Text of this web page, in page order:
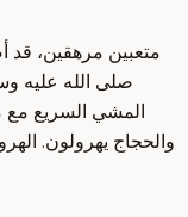
متعبين مرهقين، قد
صلى الله عليه
المشي السريع مع
والحجاج يهرولون.